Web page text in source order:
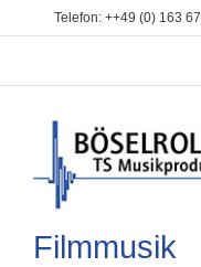
Telefon: ++49 (0) 163